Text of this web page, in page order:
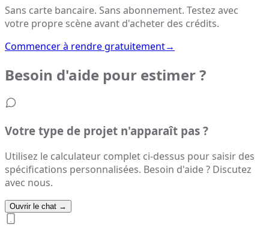
Sans carte bancaire. Sans abonnement. Testez avec
votre propre scène avant d'acheter des crédits.
Commencer à rendre gratuitement→
Besoin d'aide pour estimer ?
Votre type de projet n'apparaît pas ?
Utilisez le calculateur complet ci-dessus pour saisir des
spécifications personnalisées. Besoin d'aide ? Discutez
avec nous.
Ouvrir le chat →